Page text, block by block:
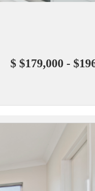
$ $179,000 -